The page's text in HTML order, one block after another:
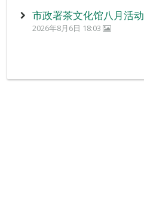
市政署茶文化馆八月活动
2026年8月6日 18:03